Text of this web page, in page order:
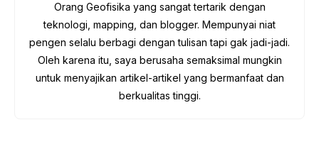
Orang Geofisika yang sangat tertarik dengan
teknologi, mapping, dan blogger. Mempunyai niat
pengen selalu berbagi dengan tulisan tapi gak jadi-jadi.
Oleh karena itu, saya berusaha semaksimal mungkin
untuk menyajikan artikel-artikel yang bermanfaat dan
berkualitas tinggi.